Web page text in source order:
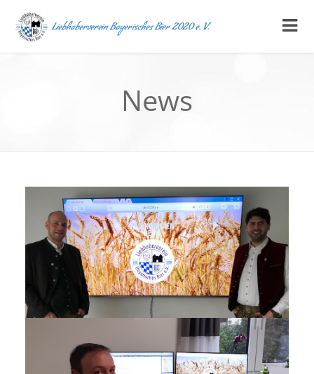
Liebhaberverein Bayerisches Bier 2020 e. V.
News